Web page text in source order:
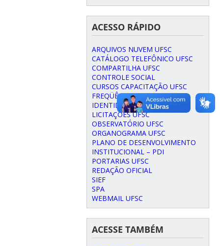
ACESSO RÁPIDO
ARQUIVOS NUVEM UFSC
CATÁLOGO TELEFÔNICO UFSC
COMPARTILHA UFSC
CONTROLE SOCIAL
CURSOS CAPACITAÇÃO UFSC
FREQÜÊNCIA UFSC
IDENTIDADE VISUAL UFSC
LICITAÇÕES UFSC
OBSERVATÓRIO UFSC
ORGANOGRAMA UFSC
PLANO DE DESENVOLVIMENTO
INSTITUCIONAL – PDI
PORTARIAS UFSC
REDAÇÃO OFICIAL
SIEF
SPA
WEBMAIL UFSC
ACESSE TAMBÉM